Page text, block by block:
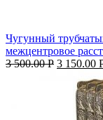
Чугунный
межцентровое
3 500.00Р 3 150.00